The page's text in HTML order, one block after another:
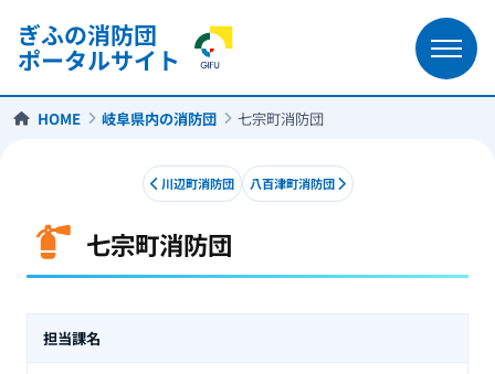
ぎふの消防団
ポータルサイト
HOME 岐阜県内の消防団 七宗町消防団
川辺町消防団 八百津町消防団
七宗町消防団
担当課名